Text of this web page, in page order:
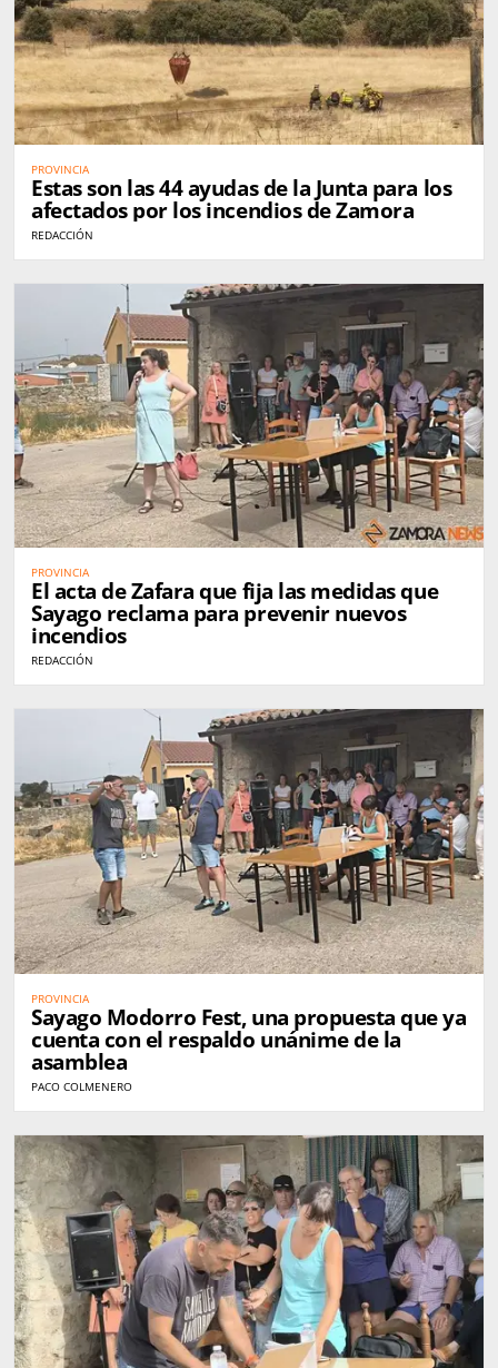
PROVINCIA
Estas son las 44 ayudas de la Junta para los
afectados por los incendios de Zamora
REDACCIÓN
PROVINCIA
El acta de Zafara que fija las medidas que
Sayago reclama para prevenir nuevos
incendios
REDACCIÓN
PROVINCIA
Sayago Modorro Fest, una propuesta que ya
cuenta con el respaldo unánime de la
asamblea
PACO COLMENERO